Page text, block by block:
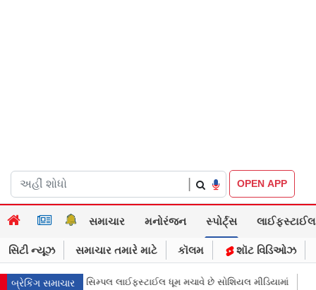
OPEN APP
સમાચાર મનોરંજન સ્પોર્ટ્સ લાઈફસ્ટાઈલ
સિટી ન્યૂઝ સમાચાર તમારે માટે કૉલમ શૉટ વિડિઓઝ
બ્રેકિંગ સમાચાર
મચાવે છે સોશિયલ મીડિયામાં માર્ક ઝુકરબર્ગે માની Metaની ભૂલ, ચાઈલ્ડ